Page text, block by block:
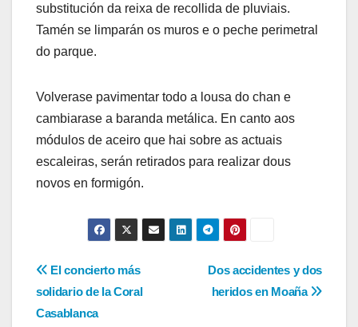
substitución da reixa de recollida de pluviais.
Tamén se limparán os muros e o peche perimetral
do parque.
Volverase pavimentar todo a lousa do chan e
cambiarase a baranda metálica. En canto aos
módulos de aceiro que hai sobre as actuais
escaleiras, serán retirados para realizar dous
novos en formigón.
Navegación
de
Dos accidentes y dos
heridos en Moaña
El concierto más
solidario de la Coral
Casablanca